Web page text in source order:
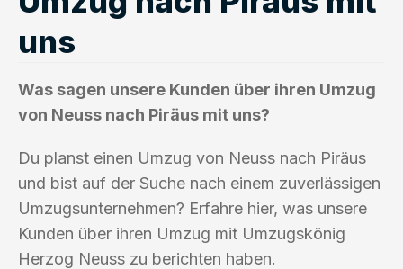
uns
Was sagen unsere Kunden über ihren Umzug
von Neuss nach Piräus mit uns?
Du planst einen Umzug von Neuss nach Piräus
und bist auf der Suche nach einem zuverlässigen
Umzugsunternehmen? Erfahre hier, was unsere
Kunden über ihren Umzug mit Umzugskönig
Herzog Neuss zu berichten haben.